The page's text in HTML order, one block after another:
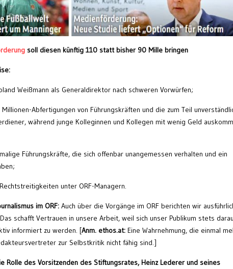
soll diesen künftig 110 statt bisher 90 Mille bringen
Weißmann als Generaldirektor nach schweren Vorwürfen;
Abfertigungen von Führungskräften und die zum Teil
während junge Kolleginnen und Kollegen mit wenig Geld
Führungskräfte, die sich offenbar unangemessen verhalten und ein
unter ORF-Managern.
im ORF: Auch über die Vorgänge im ORF berichten wir
schafft Vertrauen in unsere Arbeit, weil sich unser Publikum stets
informiert zu werden. [Anm. ethos.at: Eine Wahrnehmung, die einmal
zur Selbstkritik nicht fähig sind.]
Rolle des Vorsitzenden des Stiftungsrates, Heinz Lederer und seines